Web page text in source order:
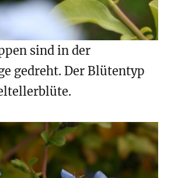
sind in der
gedreht. Der Blütentyp